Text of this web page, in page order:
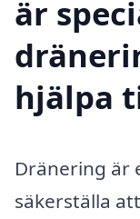
är
hjälpa
Dränering är
säkerställa